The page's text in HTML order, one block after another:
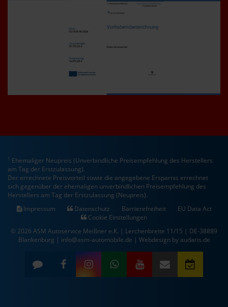
1 Ehemaliger Neupreis (Unverbindliche Preisempfehlung des Herstellers
am Tag der Erstzulassung).
Der errechnete Preisvorteil sowie die angegebene Ersparnis errechnet
sich gegenüber der ehemaligen unverbindlichen Preisempfehlung des
Herstellers am Tag der Erstzulassung (Neupreis).
Impressum
Datenschutz Barrierefreiheit
EU Data Act
Cookie Einstellungen
© 2026 ASM Autoservice Meißner e.K. | Lerchenbreite 11/15 | DE-38889
Blankenburg | info@asm-automobile.de | Webdesign by audaris.de